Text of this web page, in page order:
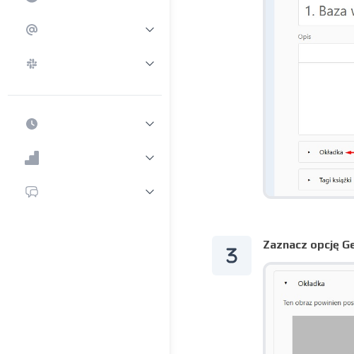
Zaznacz opcję